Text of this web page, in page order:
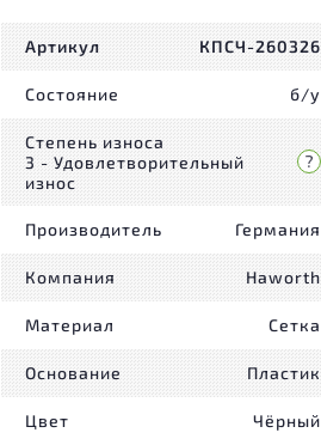
Артикул КПСЧ-260326
Состояние б/у
Степень износа
3 - Удовлетворительный
износ
Производитель Германия
Компания Haworth
Материал Сетка
Основание Пластик
Цвет Чёрный